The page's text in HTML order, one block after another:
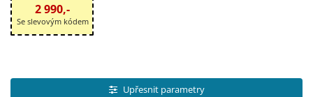
2 990,-
Se slevovým kódem
Upřesnit parametry